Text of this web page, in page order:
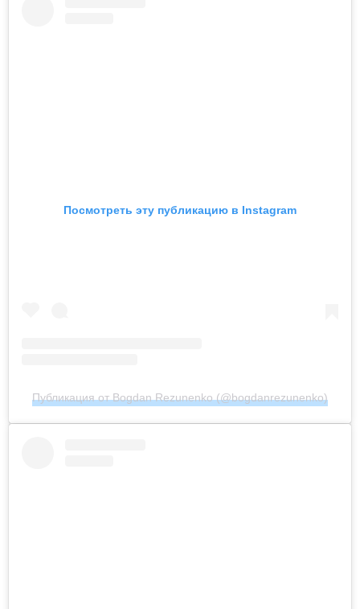
Посмотреть эту публикацию в Instagram
Публикация от Bogdan Rezunenko (@bogdanrezunenko)